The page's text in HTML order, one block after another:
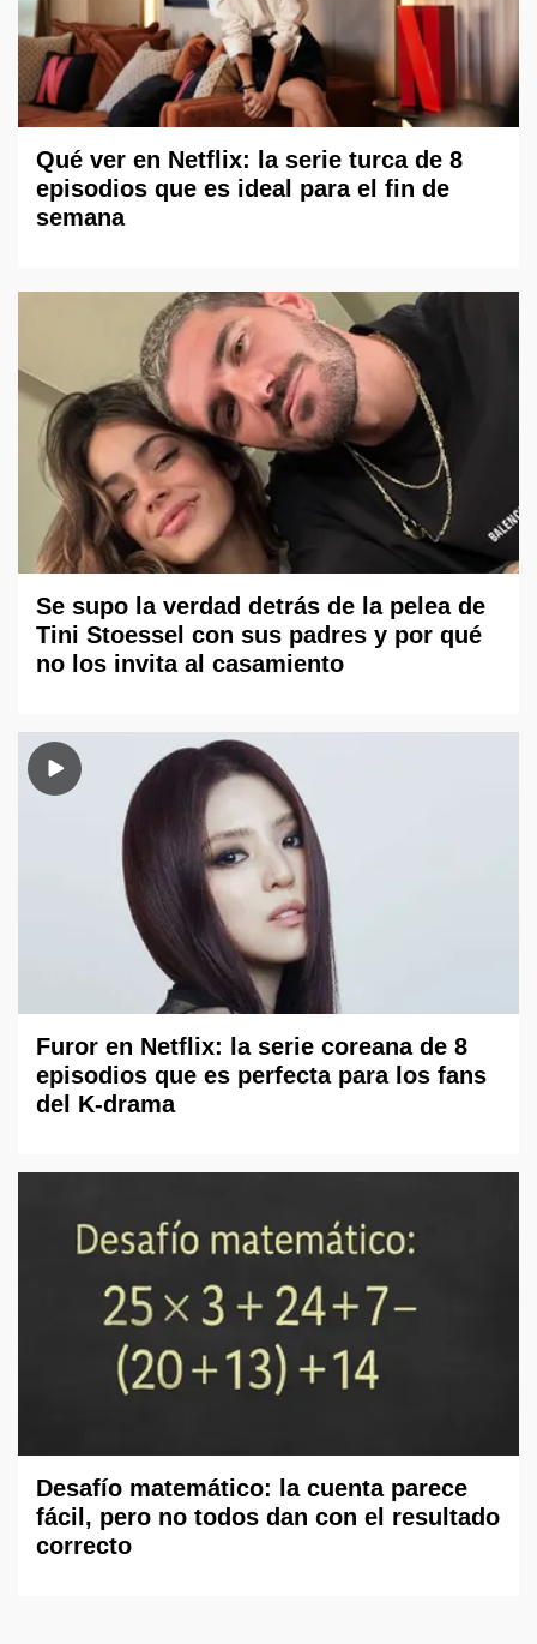
Qué ver en Netflix: la serie turca de 8
episodios que es ideal para el fin de
semana
Se supo la verdad detrás de la pelea de
Tini Stoessel con sus padres y por qué
no los invita al casamiento
Furor en Netflix: la serie coreana de 8
episodios que es perfecta para los fans
del K-drama
Desafío matemático: la cuenta parece
fácil, pero no todos dan con el resultado
correcto